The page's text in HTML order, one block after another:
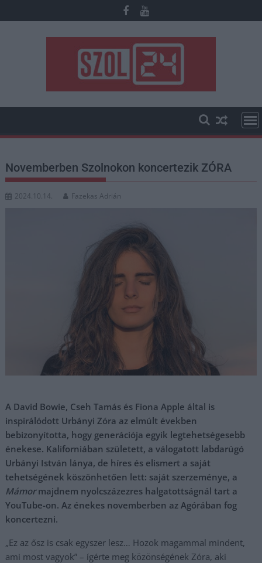
to
Novemberben Szolnokon koncertezik ZÓRA
2024.10.14. Fazekas Adrián
A David Bowie, Cseh Tamás és Fiona Apple által is
inspirálódott Urbányi Zóra az elmúlt években
bebizonyította, hogy generációja egyik legtehetségesebb
énekese. Kaliforniában született, a válogatott labdarúgó
Urbányi István lánya, de híres és elismert a saját
tehetségének köszönhetően lett: saját szerzeménye, a
Mámormajdnem nyolcszázezres halgatottságnál tart a
YouTube-on. Az énekes novemberben az Agórában fog
koncertezni.
„Ez az ősz is csak egyszer lesz… Hozok magammal mindent,
ami most vagyok” – ígérte meg közönségének Zóra, aki